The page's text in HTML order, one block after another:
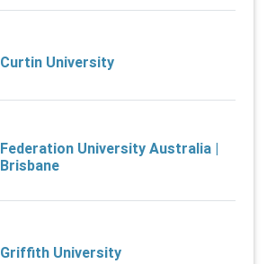
Curtin University
Federation University Australia |
Brisbane
Griffith University